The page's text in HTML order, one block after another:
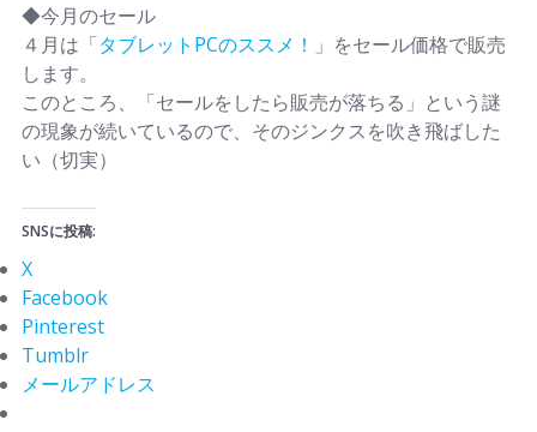
◆今月のセール
４月は「タブレットPCのススメ！ 」をセール価格で販売
します。
このところ、「セールをしたら販売が落ちる」という謎
の現象が続いているので、そのジンクスを吹き飛ばした
い（切実）
SNSに投稿:
X
Facebook
Pinterest
Tumblr
メールアドレス